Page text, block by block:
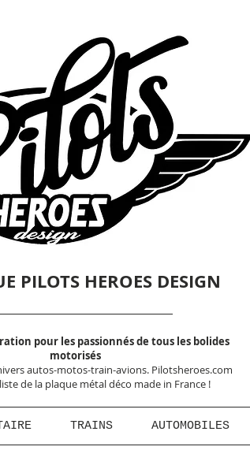
PILOTS HEROES DESIGN
pour les passionnés de tous les bolides
motorisés
autos-motos-train-avions. Pilotsheroes.com
de la plaque métal déco made in France !
TRAINS AUTOMOBILES